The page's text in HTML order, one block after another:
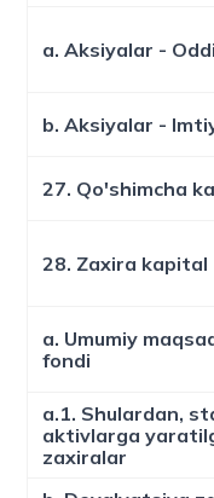
a. Aksiyalar -
b. Aksiyalar -
27. Qo'shimcha
28. Zaxira kapital
a. Umumiy
fondi
a.1. Shulardan,
aktivlarga
zaxiralar